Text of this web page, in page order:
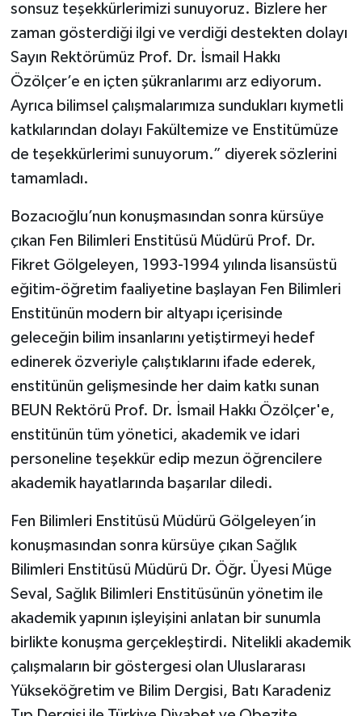
sonsuz teşekkürlerimizi sunuyoruz. Bizlere her
zaman gösterdiği ilgi ve verdiği destekten dolayı
Sayın Rektörümüz Prof. Dr. İsmail Hakkı
Özölçer’e en içten şükranlarımı arz ediyorum.
Ayrıca bilimsel çalışmalarımıza sundukları kıymetli
katkılarından dolayı Fakültemize ve Enstitümüze
de teşekkürlerimi sunuyorum.” diyerek sözlerini
tamamladı.
Bozacıoğlu’nun konuşmasından sonra kürsüye
çıkan Fen Bilimleri Enstitüsü Müdürü Prof. Dr.
Fikret Gölgeleyen, 1993-1994 yılında lisansüstü
eğitim-öğretim faaliyetine başlayan Fen Bilimleri
Enstitünün modern bir altyapı içerisinde
geleceğin bilim insanlarını yetiştirmeyi hedef
edinerek özveriyle çalıştıklarını ifade ederek,
enstitünün gelişmesinde her daim katkı sunan
BEUN Rektörü Prof. Dr. İsmail Hakkı Özölçer'e,
enstitünün tüm yönetici, akademik ve idari
personeline teşekkür edip mezun öğrencilere
akademik hayatlarında başarılar diledi.
Fen Bilimleri Enstitüsü Müdürü Gölgeleyen’in
konuşmasından sonra kürsüye çıkan Sağlık
Bilimleri Enstitüsü Müdürü Dr. Öğr. Üyesi Müge
Seval, Sağlık Bilimleri Enstitüsünün yönetim ile
akademik yapının işleyişini anlatan bir sunumla
birlikte konuşma gerçekleştirdi. Nitelikli akademik
çalışmaların bir göstergesi olan Uluslararası
Yükseköğretim ve Bilim Dergisi, Batı Karadeniz